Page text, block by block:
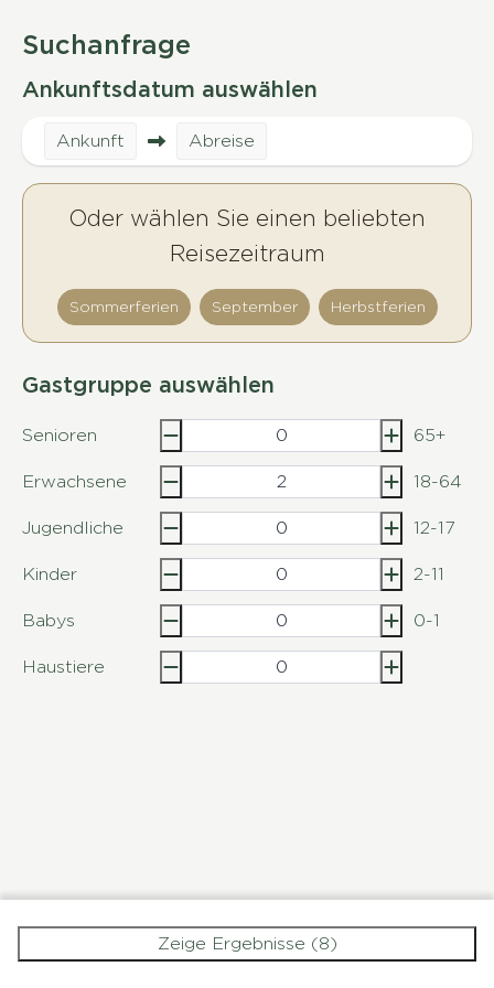
Suchanfrage
Ankunftsdatum auswählen
Ankunft Abreise
Oder wählen Sie einen beliebten
Reisezeitraum
Sommerferien September Herbstferien
Gastgruppe auswählen
Senioren 65+
Erwachsene 18-64
Jugendliche 12-17
Kinder 2-11
Babys 0-1
Haustiere
Zeige Ergebnisse (8)